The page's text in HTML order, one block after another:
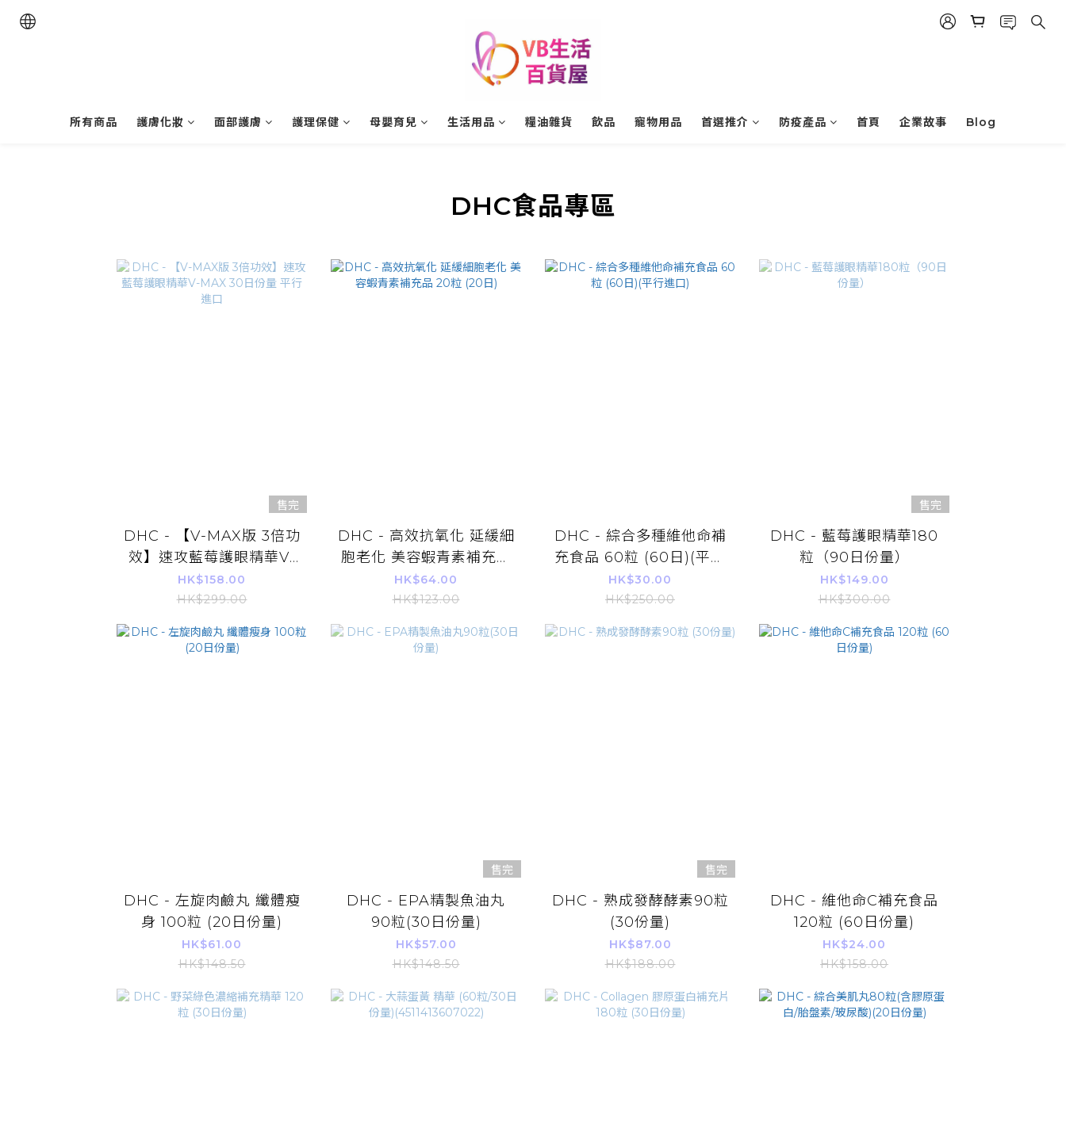
所有商品 護膚化妝 面部護膚 護理保健 母嬰育兒 生活用品 糧油雜貨 飲品 寵物用品 首選推介 防疫產品 首頁 企業故事 Blog
DHC食品專區
售完
DHC - 【V-MAX版 3倍功
效】速攻藍莓護眼精華V-
MAX 30日份量 平行進口
HK$158.00
HK$299.00
DHC - 高效抗氧化 延緩細
胞老化 美容蝦青素補充品
20粒 (20日)
HK$64.00
HK$123.00
DHC - 綜合多種維他命補
充食品 60粒 (60日)(平行
進口)
HK$30.00
HK$250.00
售完
DHC - 藍莓護眼精華180
粒（90日份量）
HK$149.00
HK$300.00
DHC - 左旋肉鹼丸 纖體瘦
身 100粒 (20日份量)
HK$61.00
HK$148.50
售完
DHC - EPA精製魚油丸
90粒(30日份量)
HK$57.00
HK$148.50
售完
DHC - 熟成發酵酵素90粒
(30份量)
HK$87.00
HK$188.00
DHC - 維他命C補充食品
120粒 (60日份量)
HK$24.00
HK$158.00